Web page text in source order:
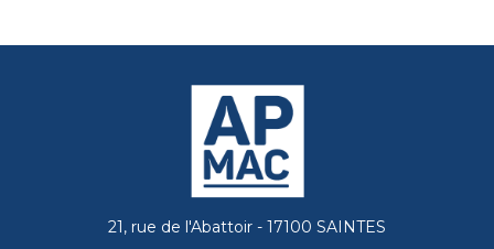
21, rue de l'Abattoir - 17100 SAINTES